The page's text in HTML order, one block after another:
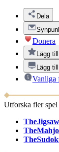
Dela
Donera
Lägg
Lägg
Vanliga
Utforska fler spel